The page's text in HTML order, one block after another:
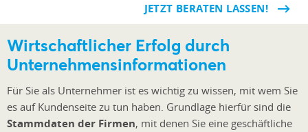
JETZT BERATEN LASSEN!
Wirtschaftlicher Erfolg durch
Unternehmensinformationen
Für Sie als Unternehmer ist es wichtig zu wissen, mit wem Sie
es auf Kundenseite zu tun haben. Grundlage hierfür sind die
Stammdaten der Firmen, mit denen Sie eine geschäftliche